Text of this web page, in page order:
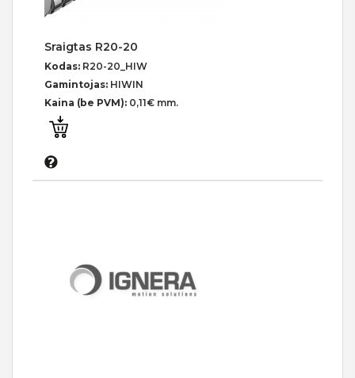
Sraigtas R20-20
Kodas: R20-20_HIW
Gamintojas: HIWIN
Kaina (be PVM): 0,11€ mm.